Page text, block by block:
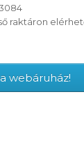
raktáron
webáruház!